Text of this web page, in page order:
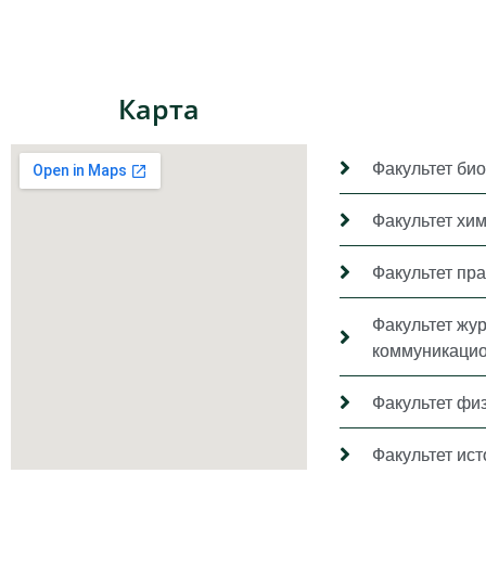
Карта
Факультет
Факультет
Факультет
Факультет
Факультет
Факультет